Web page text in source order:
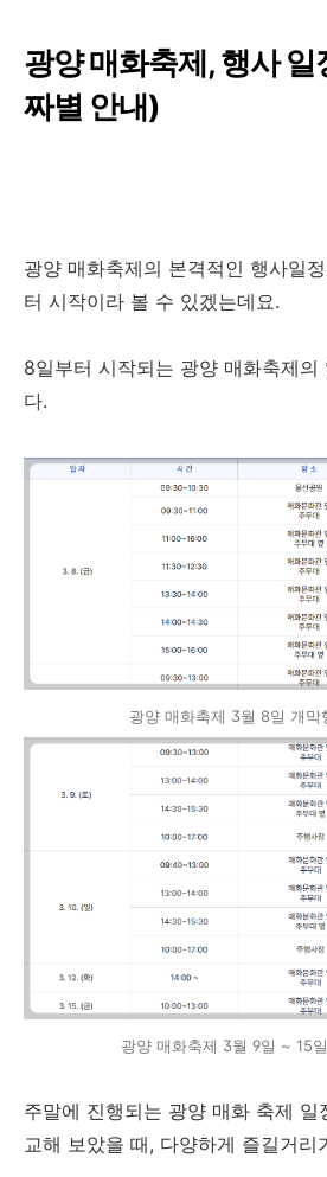
광양 매화축제, 행사
짜별 안내)
광양 매화축제의 본격적인 행사일
터 시작이라 볼 수 있겠는데요.
8일부터 시작되는 광양 매화축제의
다.
광양 매화축제 3월 8일 개막
광양 매화축제 3월 9일 ~ 15
주말에 진행되는 광양 매화 축제 일
교해 보았을 때, 다양하게 즐길거리